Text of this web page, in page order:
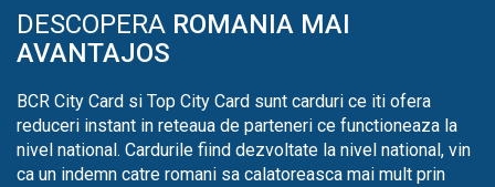
DESCOPERA ROMANIA MAI
AVANTAJOS
BCR City Card si Top City Card sunt carduri ce iti ofera
reduceri instant in reteaua de parteneri ce functioneaza la
nivel national. Cardurile fiind dezvoltate la nivel national, vin
ca un indemn catre romani sa calatoreasca mai mult prin